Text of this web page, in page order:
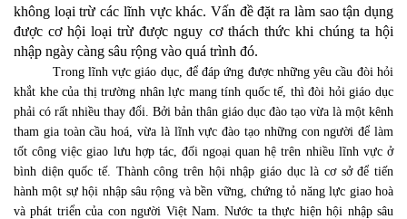
không loại trừ các lĩnh vực khác. Vấn đề đặt ra làm sao tận dụng
được cơ hội loại trừ được nguy cơ thách thức khi chúng ta hội
nhập ngày càng sâu rộng vào quá trình đó.
Trong lĩnh vực giáo dục, để đáp ứng được những yêu cầu đòi hỏi
khắt khe của thị trường nhân lực mang tính quốc tế, thì đòi hỏi giáo dục
phải có rất nhiều thay đổi. Bởi bản thân giáo dục đào tạo vừa là một kênh
tham gia toàn cầu hoá, vừa là lĩnh vực đào tạo những con người để làm
tốt công việc giao lưu hợp tác, đối ngoại quan hệ trên nhiều lĩnh vực ở
bình diện quốc tế. Thành công trên hội nhập giáo dục là cơ sở để tiến
hành một sự hội nhập sâu rộng và bền vững, chứng tỏ năng lực giao hoà
và phát triển của con người Việt Nam. Nước ta thực hiện hội nhập sâu